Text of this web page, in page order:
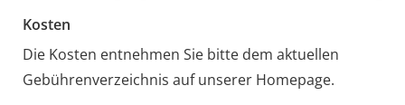
Kosten
Die Kosten entnehmen Sie bitte dem aktuellen
Gebührenverzeichnis auf unserer Homepage.